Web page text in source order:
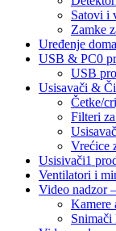
Satovi i
Zamke
Uređenje doma
USB & PC0
USB
Usisavači &
Četke/
Filteri
Vrećice
Usisivači1
Ventilatori i
Video nadzor
Kamere